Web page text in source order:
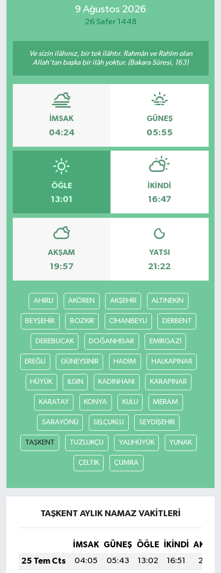
9 Ağustos 2026
26 Safer 1448
Ve sizin ilâhınız, bir tek ilâhtır. Rahmân ve Rahîm olan
Allah'tan başka bir ilâh yoktur. (Bakara Sûresi, 163)
İMSAK
04:24
GÜNEŞ
05:55
ÖĞLE
13:01
İKINDI
16:47
AKŞAM
19:57
YATSI
21:22
AHIRLI AKÖREN AKŞEHİR ALTINEKİN
BEYŞEHİR BOZKIR CİHANBEYLİ DERBENT
DEREBUCAK DOĞANHİSAR EMİRGAZİ
EREĞLİ GÜNEYSINIR HADİM HALKAPINAR
HÜYÜK ILGIN KADINHANI KARAPINAR
KARATAY KONYA KULU MERAM
SARAYÖNÜ SELÇUKLU SEYDİŞEHİR
TAŞKENT TUZLUKÇU YALIHÜYÜK YUNAK
ÇELTİK ÇUMRA
TAŞKENT AYLIK NAMAZ VAKITLERI
İMSAK GÜNEŞ ÖĞLE İKINDI
25 Tem Cts
04:05 05:43 13:02 16:51
20:11
Mersin
Mersin Tarihi
Özel Haber
Politika
Sürmanşet
Yaşam